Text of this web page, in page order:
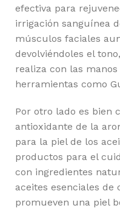
efectiva para
irrigación sanguínea
músculos faciales
devolviéndoles el
realiza con las
herramientas como
Por otro lado es bien
antioxidante de la
para la piel de los
productos para el
con ingredientes
aceites esenciales de
promueven una piel